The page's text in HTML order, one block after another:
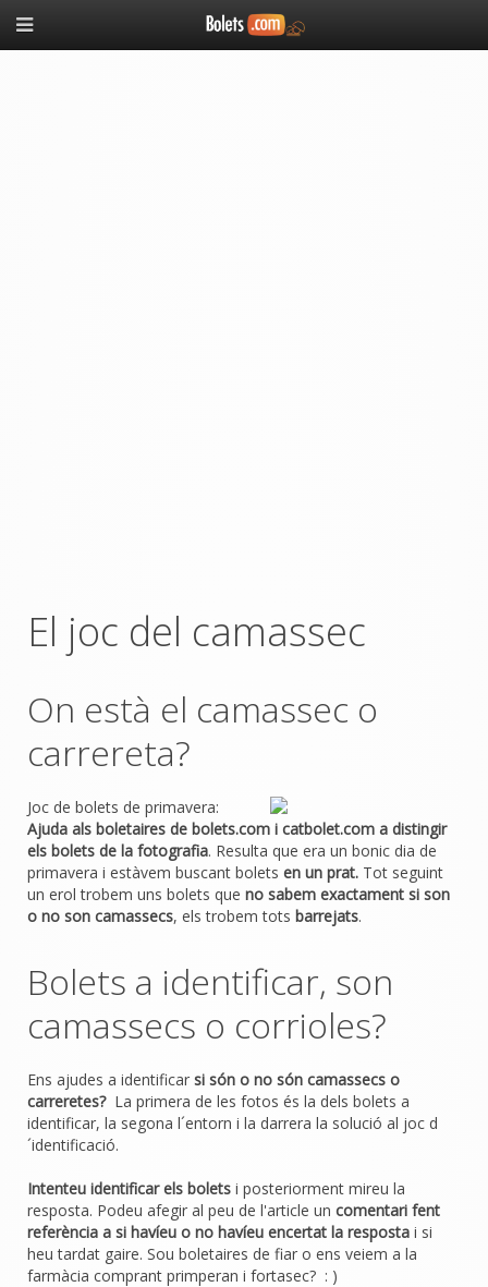
El joc del camassec
On està el camassec o
carrereta?
Joc de bolets de primavera:
Ajuda als boletaires de bolets.com i catbolet.com a distingir
els bolets de la fotografia. Resulta que era un bonic dia de
primavera i estàvem buscant bolets en un prat. Tot seguint
un erol trobem uns bolets que no sabem exactament si son
o no son camassecs, els trobem tots barrejats.
Bolets a identificar, son
camassecs o corrioles?
Ens ajudes a identificar si són o no són camassecs o
carreretes?La primera de les fotos és la dels bolets a
identificar, la segona l´entorn i la darrera la solució al joc d
´identificació.
Intenteu identificar els bolets i posteriorment mireu la
resposta. Podeu afegir al peu de l'article un comentari fent
referència a si havíeu o no havíeu encertat la resposta i si
heu tardat gaire. Sou boletaires de fiar o ens veiem a la
farmàcia comprant primperan i fortasec? : )